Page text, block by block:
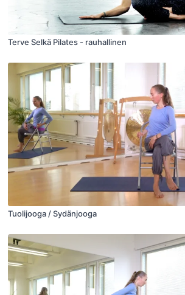
Terve Selkä Pilates - rauhallinen
Tuolijooga / Sydänjooga